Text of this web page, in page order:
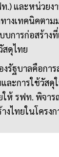
.) และหน่วยง
างเทคนิคตาม
การก่อสร้าง
ดุไทย
งรัฐบาลคือกา
ละการใช้วัสดุ
ห้ รฟท. พิจา
งไทยในโครง